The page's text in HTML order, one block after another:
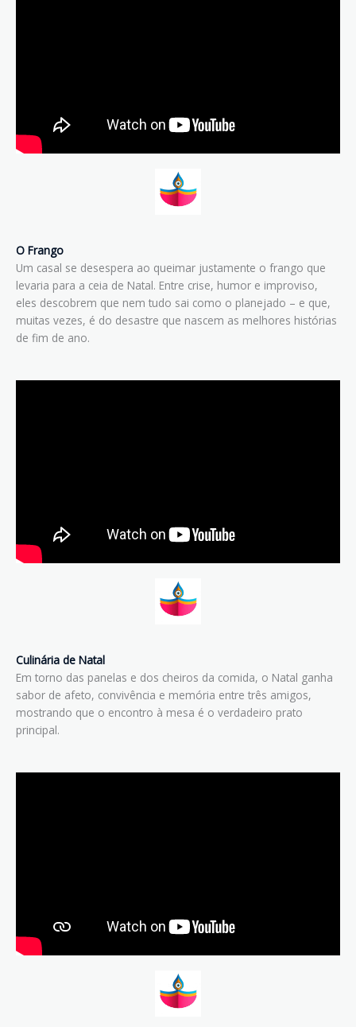
O Frango
Um casal se desespera ao queimar justamente o frango que
levaria para a ceia de Natal. Entre crise, humor e improviso,
eles descobrem que nem tudo sai como o planejado – e que,
muitas vezes, é do desastre que nascem as melhores histórias
de fim de ano.
Culinária de Natal
Em torno das panelas e dos cheiros da comida, o Natal ganha
sabor de afeto, convivência e memória entre três amigos,
mostrando que o encontro à mesa é o verdadeiro prato
principal.